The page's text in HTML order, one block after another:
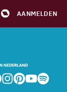
AANMELDEN